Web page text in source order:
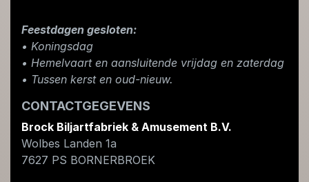
Feestdagen gesloten:
• Koningsdag
​• Hemelvaart en aansluitende vrijdag en zaterdag
• Tussen kerst en oud-nieuw.
CONTACTGEGEVENS
Brock Biljartfabriek & Amusement B.V.
Wolbes Landen 1a
7627 PS BORNERBROEK